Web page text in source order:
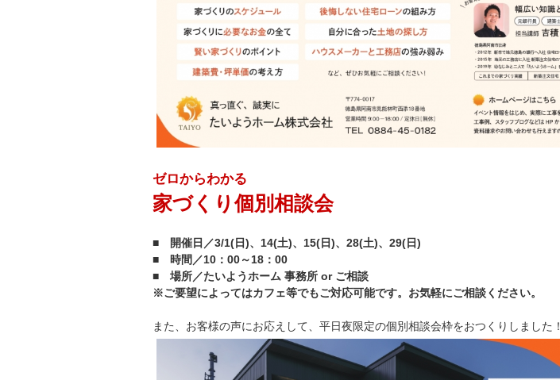
ゼロからわかる
家づくり個別相談会
■ 開催日／3/1(日)、14(土)、15(日)、28(土)、29(日)
■ 時間／10：00～18：00
■ 場所／たいようホーム 事務所 or ご相談
※ご要望によってはカフェ等でもご対応可能です。お気軽にご相談ください。
また、お客様の声にお応えして、平日夜限定の個別相談会枠をおつくりしました！